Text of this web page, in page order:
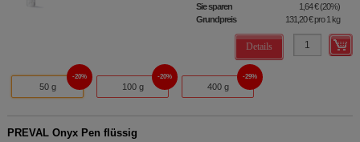
Sie sparen 1,64 €(20%)
Grundpreis
131,20 €pro 1 kg
Details
50 g
20%
100 g
20%
400 g
29%
PREVAL Onyx Pen flüssig